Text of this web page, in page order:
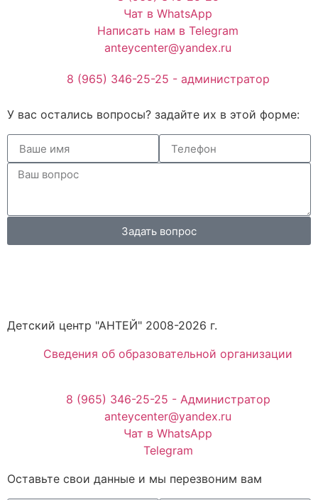
Чат в WhatsApp
Написать нам в Telegram
anteycenter@yandex.ru
8 (965) 346-25-25 - администратор
У вас остались вопросы? задайте их в этой форме:
Задать вопрос
Детский центр "АНТЕЙ" 2008-2026 г.
Cведения об образовательной организации
8 (965) 346-25-25 - Администратор
anteycenter@yandex.ru
Чат в WhatsApp
Telegram
Оставьте свои данные и мы перезвоним вам